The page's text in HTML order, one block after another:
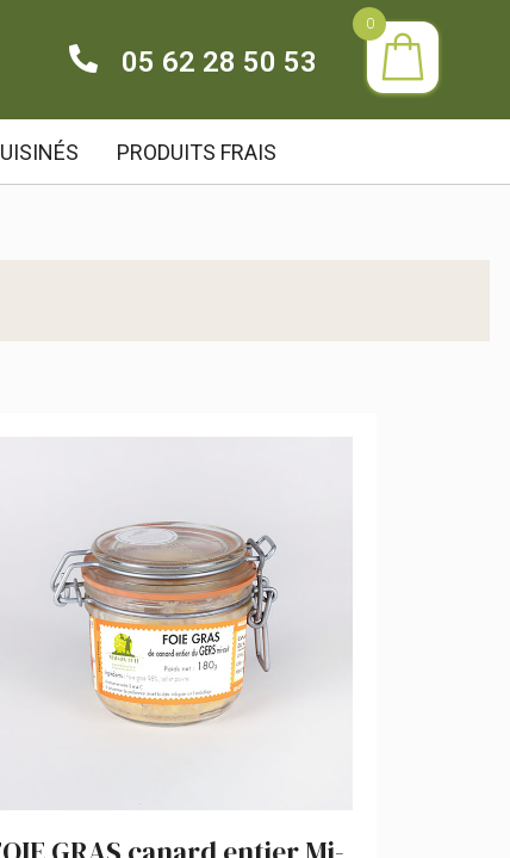
05 62 28 50 53
PRODUITS FRAIS
0